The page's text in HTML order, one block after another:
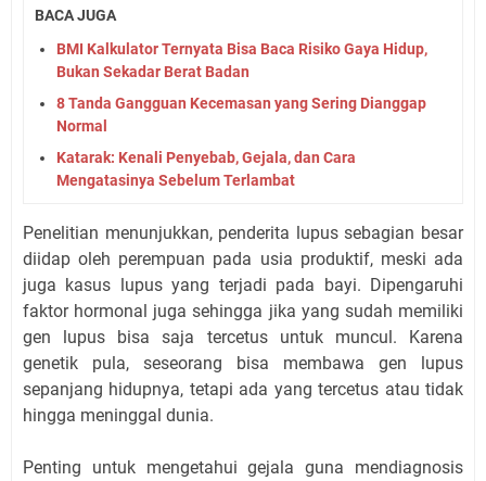
BACA JUGA
BMI Kalkulator Ternyata Bisa Baca Risiko Gaya Hidup,
Bukan Sekadar Berat Badan
8 Tanda Gangguan Kecemasan yang Sering Dianggap
Normal
Katarak: Kenali Penyebab, Gejala, dan Cara
Mengatasinya Sebelum Terlambat
Penelitian menunjukkan, penderita lupus sebagian besar
diidap oleh perempuan pada usia produktif, meski ada
juga kasus lupus yang terjadi pada bayi. Dipengaruhi
faktor hormonal juga sehingga jika yang sudah memiliki
gen lupus bisa saja tercetus untuk muncul. Karena
genetik pula, seseorang bisa membawa gen lupus
sepanjang hidupnya, tetapi ada yang tercetus atau tidak
hingga meninggal dunia.
Penting untuk mengetahui gejala guna mendiagnosis